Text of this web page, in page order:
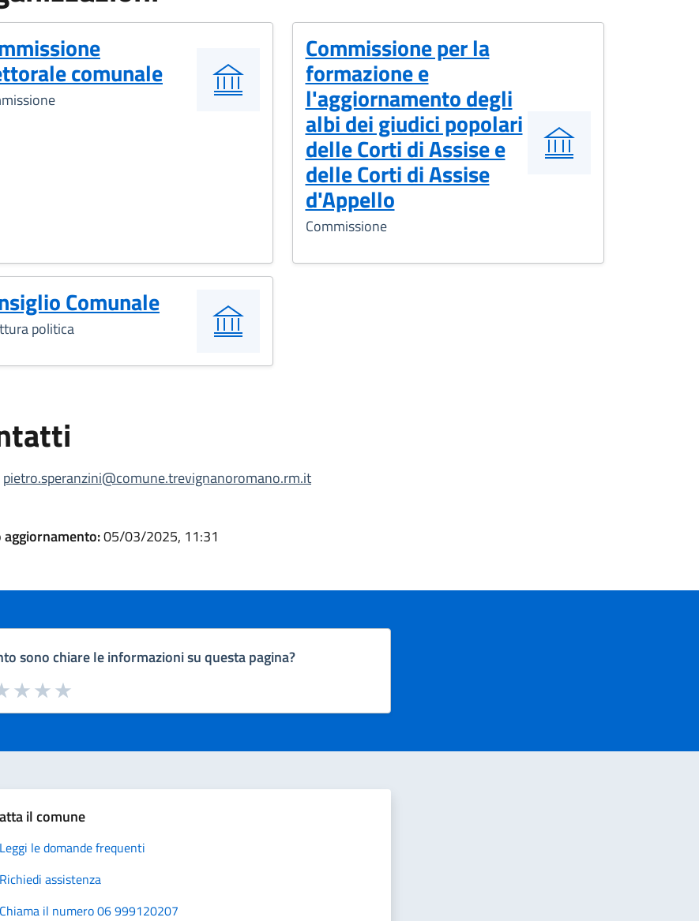
comunale
Commissione per la
formazione e
l'aggiornamento degli
albi dei giudici popolari
delle Corti di Assise e
delle Corti di Assise
d'Appello
Commissione
Comunale
politica
pietro.speranzini@comune.trevignanoromano.rm.it
05/03/2025, 11:31
sono chiare le informazioni su questa pagina?
1 a 5 stelle la pagina
Valuta 5 stelle su 5
Valuta 4 stelle su 5
Valuta 3 stelle su 5
2 stelle su 5
1 stelle su 5
il comune
Leggi le domande frequenti
Richiedi assistenza
Chiama il numero 06 999120207